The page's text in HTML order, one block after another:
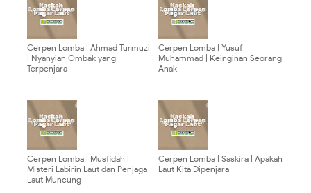
Cerpen Lomba | Ahmad Turmuzi
| Nyanyian Ombak yang
Terpenjara
Cerpen Lomba | Yusuf
Muhammad | Keinginan Seorang
Anak
Cerpen Lomba | Musfidah |
Misteri Labirin Laut dan Penjaga
Laut Muncung
Cerpen Lomba | Saskira | Apakah
Laut Kita Dipenjara